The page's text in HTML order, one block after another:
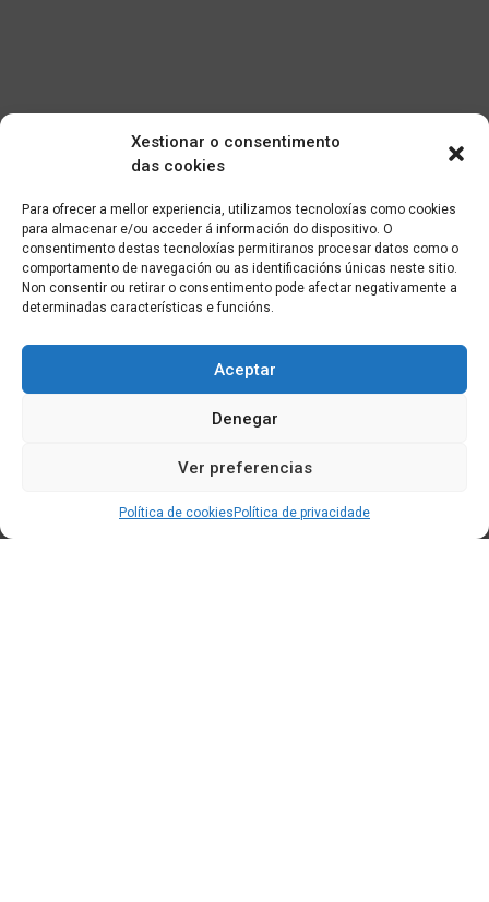
Xestionar o consentimento
das cookies
Para ofrecer a mellor experiencia, utilizamos tecnoloxías como cookies
para almacenar e/ou acceder á información do dispositivo. O
consentimento destas tecnoloxías permitiranos procesar datos como o
comportamento de navegación ou as identificacións únicas neste sitio.
Non consentir ou retirar o consentimento pode afectar negativamente a
determinadas características e funcións.
Aceptar
Denegar
Ver preferencias
Política de cookies Política de privacidade